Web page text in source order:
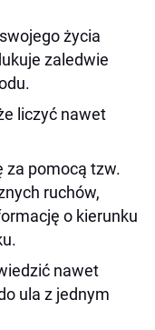
życia
zaledwie
liczyć nawet
za pomocą tzw.
ruchów,
o kierunku
nawet
ula z jednym